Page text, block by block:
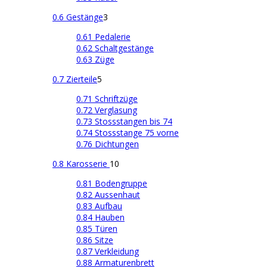
0.6 Gestänge3
0.61 Pedalerie
0.62 Schaltgestänge
0.63 Züge
0.7 Zierteile5
0.71 Schriftzüge
0.72 Verglasung
0.73 Stossstangen bis 74
0.74 Stossstange 75 vorne
0.76 Dichtungen
0.8 Karosserie 10
0.81 Bodengruppe
0.82 Aussenhaut
0.83 Aufbau
0.84 Hauben
0.85 Türen
0.86 Sitze
0.87 Verkleidung
0.88 Armaturenbrett